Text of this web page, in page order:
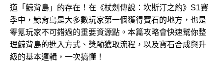
道「鯨背島」的存在！在《杖劍傳說：坎斯汀之約》S1賽
季中，鯨背島是大多數玩家第一個獲得寶石的地方，也是
零氪玩家不可錯過的重要資源點。本篇攻略會快速幫你整
理鯨背島的進入方式、獎勵獲取流程，以及寶石合成與升
級的基本邏輯，一次搞懂！